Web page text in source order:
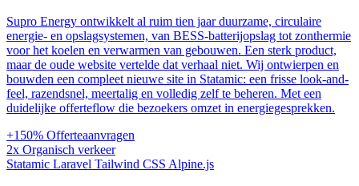
Supro Energy ontwikkelt al ruim tien jaar duurzame, circulaire
energie- en opslagsystemen, van BESS-batterijopslag tot zonthermie
voor het koelen en verwarmen van gebouwen. Een sterk product,
maar de oude website vertelde dat verhaal niet. Wij ontwierpen en
bouwden een compleet nieuwe site in Statamic: een frisse look-and-
feel, razendsnel, meertalig en volledig zelf te beheren. Met een
duidelijke offerteflow die bezoekers omzet in energiegesprekken.
+150% Offerteaanvragen
2x Organisch verkeer
Statamic Laravel Tailwind CSS Alpine.js